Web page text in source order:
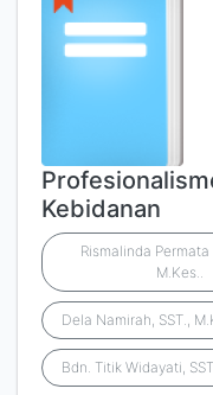
Kebidanan
Rismalinda Permata
M.Kes..
Dela Namirah, SST.,
Bdn. Titik Widayati,